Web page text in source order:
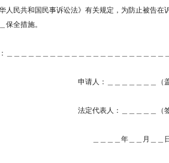
民共和国民事诉讼法》有关规定，为防止被告在
保全措施。
＿＿＿＿＿＿＿＿＿＿＿＿＿＿＿＿＿＿＿＿＿
：＿＿＿＿＿＿＿（盖
表人：＿＿＿＿＿（签
＿年＿＿月＿＿